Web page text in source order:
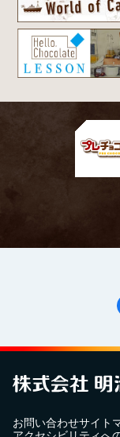
お問い合わせサイト